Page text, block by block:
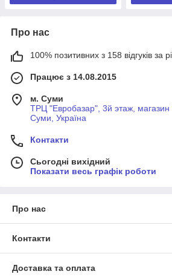
Про нас
100% позитивних з 158 відгуків за
Працює з 14.08.2015
м. Суми
ТРЦ "Евробазар", 3й этаж, магазин
Суми, Україна
Контакти
Сьогодні вихідний
Показати весь графік роботи
Про нас
Контакти
Доставка та оплата